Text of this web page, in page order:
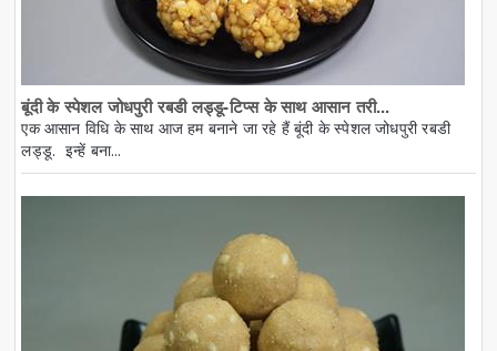
बूंदी के स्पेशल जोधपुरी रबडी लड्डू-टिप्स के साथ आसान तरी...
एक आसान विधि के साथ आज हम बनाने जा रहे हैं बूंदी के स्पेशल जोधपुरी रबडी
लड्डू. इन्हें बना...